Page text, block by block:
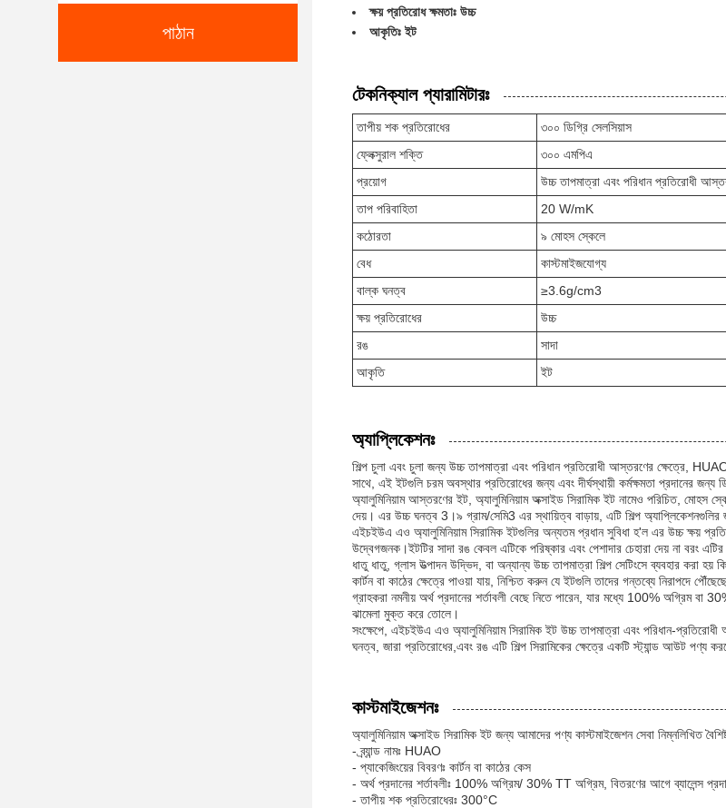
পাঠান
ক্ষয় প্রতিরোধ ক্ষমতাঃ উচ্চ
আকৃতিঃ ইট
টেকনিক্যাল প্যারামিটারঃ
তাপীয় শক প্রতিরোধের
৩০০ ডিগ্রি সেলসিয়াস
ফ্লেক্সুরাল শক্তি
৩০০ এমপিএ
প্রয়োগ
উচ্চ তাপমাত্রা এবং পরিধান প্রতিরোধী
তাপ পরিবাহিতা
20 W/mK
কঠোরতা
৯ মোহস স্কেলে
বেধ
কাস্টমাইজযোগ্য
বাল্ক ঘনত্ব
≥3.6g/cm3
ক্ষয় প্রতিরোধের
উচ্চ
রঙ
সাদা
আকৃতি
ইট
অ্যাপ্লিকেশনঃ
শিল্প চুলা এবং চুলা জন্য উচ্চ তাপমাত্রা এবং পরিধান প্রতিরোধী আস্তরণের ক্ষেত্রে, HUAO
সাথে, এই ইটগুলি চরম অবস্থার প্রতিরোধের জন্য এবং দীর্ঘস্থায়ী কর্মক্ষমতা প্রদানের জন্য
অ্যালুমিনিয়াম আস্তরণের ইট, অ্যালুমিনিয়াম অক্সাইড সিরামিক ইট নামেও পরিচিত, মোহস
দেয়। এর উচ্চ ঘনত্ব 3।৯ গ্রাম/সেমি3 এর স্থায়িত্ব বাড়ায়, এটি শিল্প অ্যাপ্লিকেশনগুলির
এইচইউএ এও অ্যালুমিনিয়াম সিরামিক ইটগুলির অন্যতম প্রধান সুবিধা হ'ল এর উচ্চ ক্ষয়
উদ্বেগজনক।ইটটির সাদা রঙ কেবল এটিকে পরিষ্কার এবং পেশাদার চেহারা দেয় না বরং
ধাতু ধাতু, গ্লাস উত্পাদন উদ্ভিদ, বা অন্যান্য উচ্চ তাপমাত্রা শিল্প সেটিংসে ব্যবহার করা হয়
কার্টন বা কাঠের ক্ষেত্রে পাওয়া যায়, নিশ্চিত করুন যে ইটগুলি তাদের গন্তব্যে নিরাপদে
গ্রাহকরা নমনীয় অর্থ প্রদানের শর্তাবলী বেছে নিতে পারেন, যার মধ্যে 100% অগ্রিম বা
ঝামেলা মুক্ত করে তোলে।
সংক্ষেপে, এইচইউএ এও অ্যালুমিনিয়াম সিরামিক ইট উচ্চ তাপমাত্রা এবং পরিধান-
ঘনত্ব, জারা প্রতিরোধের,এবং রঙ এটি শিল্প সিরামিকের ক্ষেত্রে একটি স্ট্যান্ড আউট পণ্য
কাস্টমাইজেশনঃ
অ্যালুমিনিয়াম অক্সাইড সিরামিক ইট জন্য আমাদের পণ্য কাস্টমাইজেশন সেবা নিম্নলিখিত
- ব্র্যান্ড নামঃ HUAO
- প্যাকেজিংয়ের বিবরণঃ কার্টন বা কাঠের কেস
- অর্থ প্রদানের শর্তাবলীঃ 100% অগ্রিম/ 30% TT অগ্রিম, বিতরণের আগে ব্যালেন্স
- তাপীয় শক প্রতিরোধেরঃ 300°C